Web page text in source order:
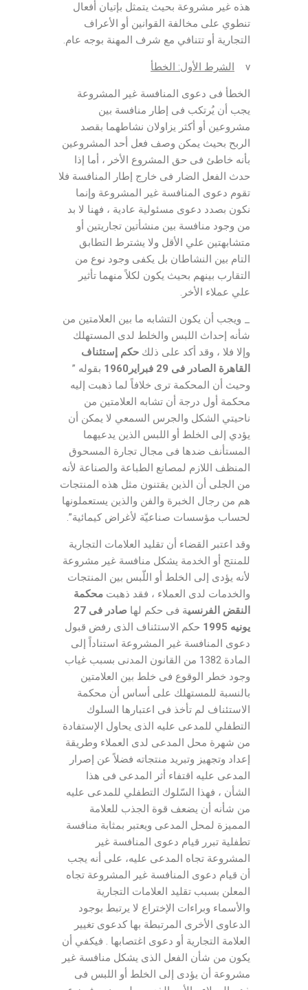
هذه غير مشروعة بحيث يتمثل بإتيان أفعال
تنطوي على مخالفة القوانين أو الأعراف
التجارية أو تتنافي مع شرف المهنة بوجه عام.
v الشرط الأول: الخطأ
الخطأ فى دعوى المنافسة غير المشروعة
يجب أن يُرتكب فى إطار منافسة بين
مشروعين أو أكثر يزاولان نشاطهما بقصد
الربح بحيث يمكن وصف فعل أحد المشروعين
بأنه خاطئ فى حق المشروع الأخر ، أما إذا
حدث الفعل الضار فى خارج إطار المنافسة فلا
تقوم دعوى المنافسة غير المشروعة وإنما
نكون بصدد دعوى مسئولية عادية ، فهنا لا بد
من وجود منافسة بين منشأتين تجاريتين أو
متشابهتين علي الأقل ولا يشترط التطابق
التام بين النشاطان بل يكفى وجود نوع من
التقارب بينهم بحيث يكون لكلاً منهما تأثير
علي عملاء الأخر.
_ ويجب أن يكون التشابه ما بين العلامتين من
شأنه إحداث اللبس والخلط لدى المستهلك
وإلا فلا ، وقد أكد على ذلك حكم إستئناف
القاهرة الصادر فى 29 فبراير1960
بقوله ”
وحيث أن المحكمة ترى خلافاً لما ذهبت إليه
محكمة أول درجة أن تشابه العلامتين من
ناحيتي الشكل والجرس السمعي لا يمكن أن
يؤدي إلى الخلط أو اللبس الذين يدعيهما
المستأنف ضدها فى مجال تجارة المسحوق
المنظف اللازم لمصانع الطباعة والصناعة لأنه
من الجلى أن الذين يقتنون مثل هذه المنتجات
هم من رجال الخبرة والفن والذين يستعملونها
لحساب مؤسسات صناعيّة لأغراض كيمائية”.
وقد اعتبر القضاء أن تقليد العلامات التجارية
للمنتج أو الخدمة يشكل منافسة غير مشروعة
لأنه يؤدى إلى الخلط أو اللّبس بين المنتجات
والخدمات لدى العملاء ، فقد ذهبت محكمة
النقض الفرنسية فى حكم لها
صادر فى 27
يونيه 1995
حكم الاستئناف الذى رفض قبول
دعوى المنافسة غير المشروعة استناداً إلى
المادة 1382 من القانون المدنى بسبب غياب
وجود خطر الوقوع فى خلط بين العلامتين
بالنسبة للمستهلك على أساس أن محكمة
الاستئناف لم تأخذ فى اعتبارها السلوك
التطفلي للمدعى عليه الذى يحاول الإستفادة
من شهرة محل المدعى لدى العملاء وطريقة
إعداد وتجهيز وتبريد منتجاته فضلاً عن إصرار
المدعى عليه اقتفاء أثر المدعى فى هذا
الشأن ، فهذا السّلوك التطفلي للمدعى عليه
من شأنه أن يضعف قوة الجذب للعلامة
المميزة لمحل المدعى ويعتبر بمثابة منافسة
تطفلية تبرر قيام دعوى المنافسة غير
المشروعة تجاه المدعى عليه، على أنه يجب
أن قيام دعوى المنافسة غير المشروعة تجاه
المعلن بسبب تقليد العلامات التجارية
والأسماء وبراءات الإختراع لا يرتبط بوجود
الدعاوى الأخرى المرتبطة بها كدعوى تغيير
العلامة التجارية أو دعوى اغتصابها . فيكفي أن
يكون من شأن الفعل الذى يشكل منافسة غير
مشروعة أن يؤدى إلى الخلط أو اللبس فى